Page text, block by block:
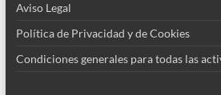
Aviso Legal
Política de Privacidad y de Cookies
Condiciones generales para todas las